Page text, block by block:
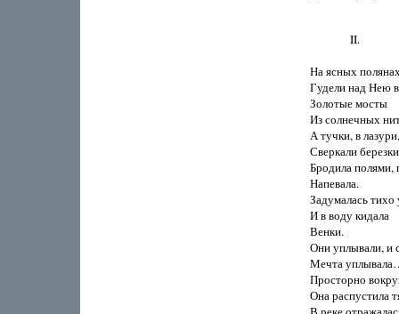
               II.
На ясных
Гудели над Нею
Золотые мосты
Из солнечных
А тучки, в
Сверкали
Бродила полями,
Напевала.
Задумалась тихо
И в воду кидала
Венки.
Они уплывали, и
Мечта
Просторно
Она распустила